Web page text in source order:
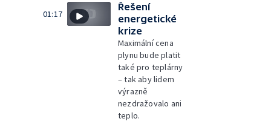
01:17
Řešení
energetické
krize
Maximální cena
plynu bude platit
také pro teplárny
– tak aby lidem
výrazně
nezdražovalo ani
teplo.